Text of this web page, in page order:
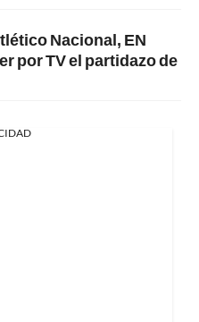
Nacional, EN
por TV el partidazo de